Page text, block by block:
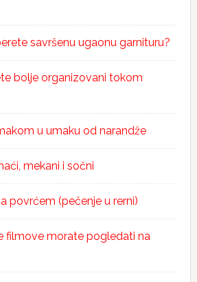
savršenu ugaonu garnituru?
bolje organizovani tokom
u umaku od narandže
mekani i sočni
povrćem (pečenje u rerni)
filmove morate pogledati na